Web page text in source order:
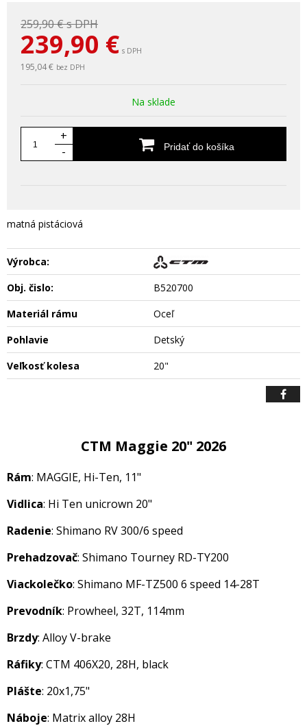
259,90 €s DPH
239,90 € s DPH
195,04 € bez DPH
Na sklade
+
-
Pridať do košíka
matná pistáciová
Výrobca:
Obj. čislo:
B520700
Materiál rámu
Oceľ
Pohlavie
Detský
Veľkosť kolesa
20"
CTM Maggie 20" 2026
Rám: MAGGIE, Hi-Ten, 11"
Vidlica: Hi Ten unicrown 20"
Radenie: Shimano RV 300/6 speed
Prehadzovač: Shimano Tourney RD-TY200
Viackolečko: Shimano MF-TZ500 6 speed 14-28T
Prevodník: Prowheel, 32T, 114mm
Brzdy: Alloy V-brake
Ráfiky: CTM 406X20, 28H, black
Plášte: 20x1,75"
Náboje: Matrix alloy 28H